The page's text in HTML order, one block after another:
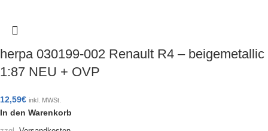
herpa 030199-002 Renault R4 – beigemetallic
1:87 NEU + OVP
12,59€ inkl. MWSt.
In den Warenkorb